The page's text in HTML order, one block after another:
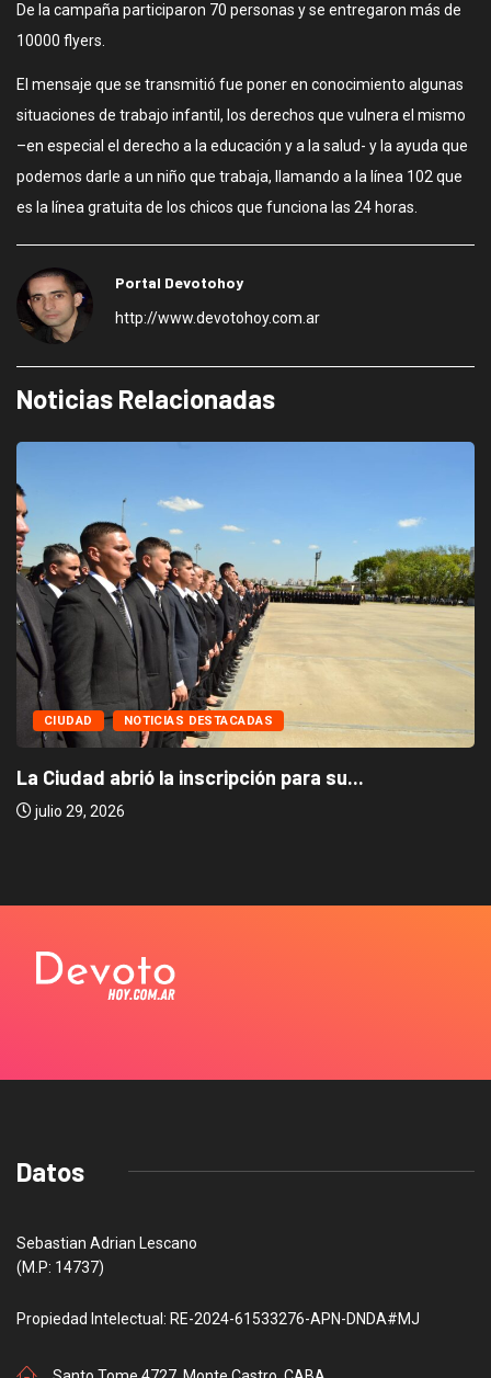
De la campaña participaron 70 personas y se entregaron más de
10000 flyers.
El mensaje que se transmitió fue poner en conocimiento algunas
situaciones de trabajo infantil, los derechos que vulnera el mismo
–en especial el derecho a la educación y a la salud- y la ayuda que
podemos darle a un niño que trabaja, llamando a la línea 102 que
es la línea gratuita de los chicos que funciona las 24 horas.
Portal Devotohoy
http://www.devotohoy.com.ar
Noticias Relacionadas
CIUDAD NOTICIAS DESTACADAS
La Ciudad abrió la inscripción para su...
julio 29, 2026
Datos
Sebastian Adrian Lescano
(M.P: 14737)
Propiedad Intelectual: RE-2024-61533276-APN-DNDA#MJ